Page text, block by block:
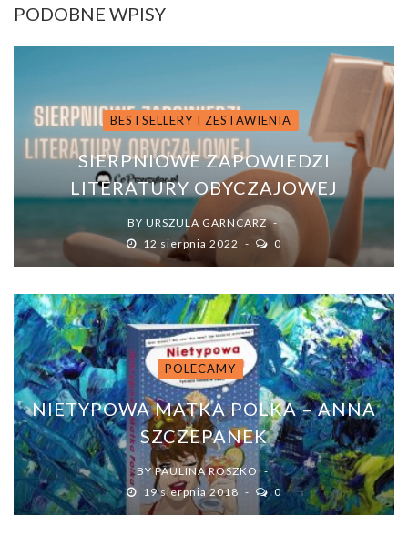
PODOBNE WPISY
BESTSELLERY I ZESTAWIENIA
SIERPNIOWE ZAPOWIEDZI
LITERATURY OBYCZAJOWEJ
BY URSZULA GARNCARZ
12 sierpnia 2022
0
POLECAMY
NIETYPOWA MATKA POLKA – ANNA
SZCZEPANEK
BYPAULINA ROSZKO
19 sierpnia 2018
0